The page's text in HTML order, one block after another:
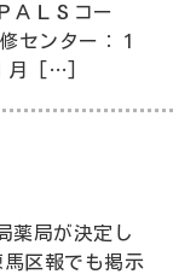
ＡＬＳコー
センター：１
[…]
薬局が決定し
区報でも掲示